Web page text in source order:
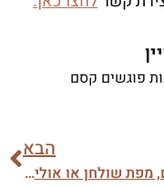
פוגשים קסם
הבא
ראנרים, מפת שולחן או אולי שילוב של שניהם?